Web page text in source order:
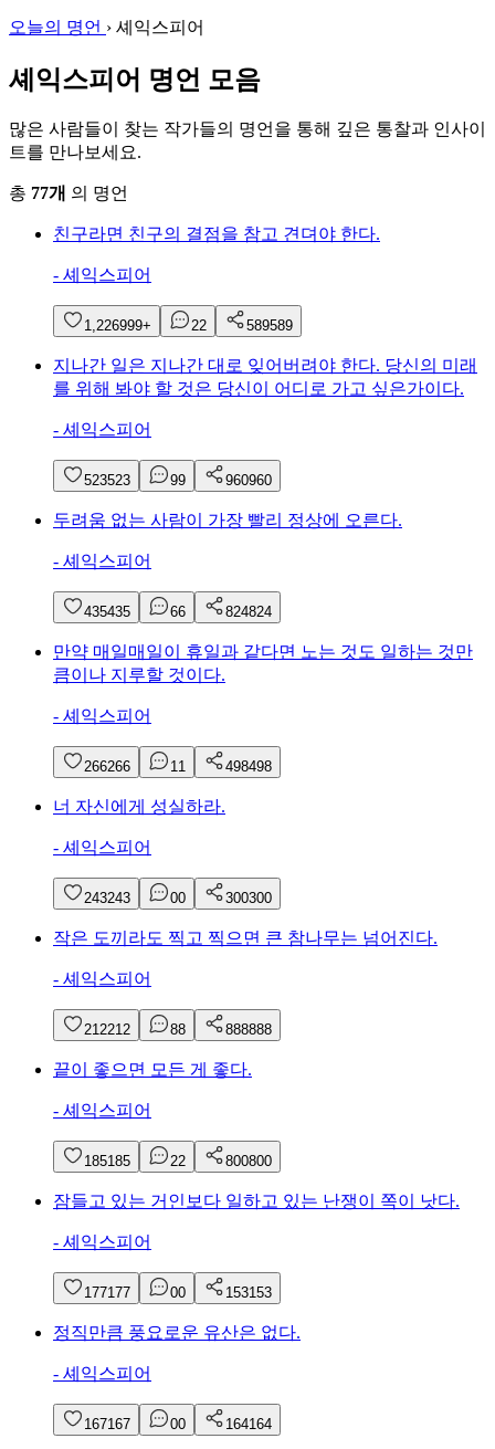
오늘의 명언 › 셰익스피어
셰익스피어 명언 모음
많은 사람들이 찾는 작가들의 명언을 통해 깊은 통찰과 인사이
트를 만나보세요.
총 77개 의 명언
친구라면 친구의 결점을 참고 견뎌야 한다.
- 셰익스피어
1,226999+ 22 589589
지나간 일은 지나간 대로 잊어버려야 한다. 당신의 미래
를 위해 봐야 할 것은 당신이 어디로 가고 싶은가이다.
- 셰익스피어
523523 99 960960
두려움 없는 사람이 가장 빨리 정상에 오른다.
- 셰익스피어
435435 66 824824
만약 매일매일이 휴일과 같다면 노는 것도 일하는 것만
큼이나 지루할 것이다.
- 셰익스피어
266266 11 498498
너 자신에게 성실하라.
- 셰익스피어
243243 00 300300
작은 도끼라도 찍고 찍으면 큰 참나무는 넘어진다.
- 셰익스피어
212212 88 888888
끝이 좋으면 모든 게 좋다.
- 셰익스피어
185185 22 800800
잠들고 있는 거인보다 일하고 있는 난쟁이 쪽이 낫다.
- 셰익스피어
177177 00 153153
정직만큼 풍요로운 유산은 없다.
- 셰익스피어
167167 00 164164